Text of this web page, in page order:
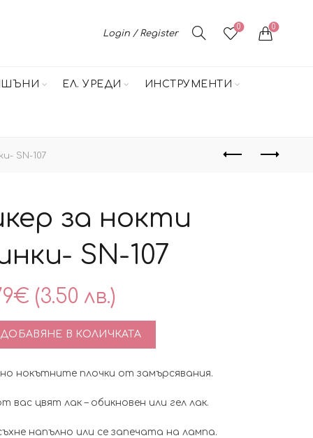
Login / Register
0 0
ЕЛ. УРЕДИ ИНСТРУМЕНТИ
SN-107
за нокти
SN-107
€ (3.50 лв.)
за 3D стикер за нокти снежинки- SN-107
ДОБАВЯНЕ В КОЛИЧКАТА
нокътните плочки от замърсявания.
вас цвят лак – обикновен или гел лак.
напълно или се запечата на лампа.